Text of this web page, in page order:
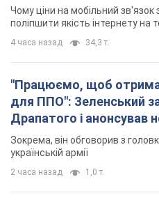
Чому ціни на мобільний зв'язок
поліпшити якість інтернету на
4 часа назад 34,3 т.
"Працюємо, щоб
для ППО": Зеленський
Драпатого і анонсував
Зокрема, він обговорив з
українській армії
2 часа назад 1,0 т.